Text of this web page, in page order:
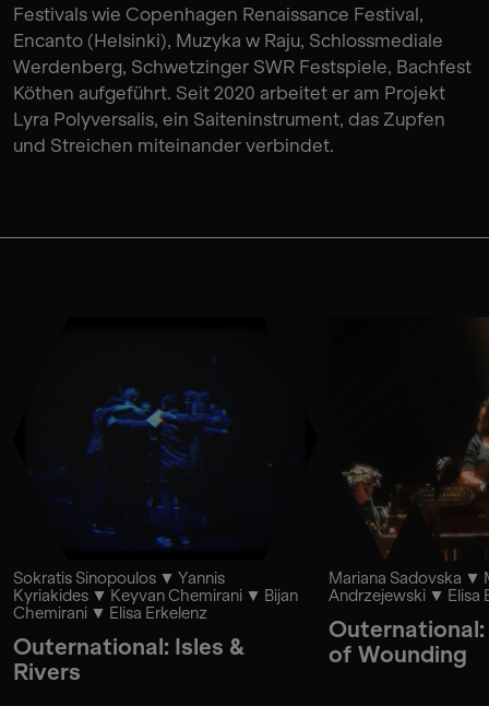
Festivals wie Copenhagen Renaissance Festival,
Encanto (Helsinki), Muzyka w Raju, Schlossmediale
Werdenberg, Schwetzinger SWR Festspiele, Bachfest
Köthen aufgeführt. Seit 2020 arbeitet er am Projekt
Lyra Polyversalis, ein Saiteninstrument, das Zupfen
und Streichen miteinander verbindet.
Sokratis Sinopoulos
Yannis
Kyriakides
Keyvan Chemirani
Bijan
Chemirani
Elisa Erkelenz
Outernational: Isles &
Rivers
Mariana Sadovska
Andrzejewski
Elisa
Outernational:
of Wounding